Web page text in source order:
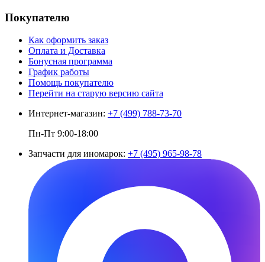
Покупателю
Как оформить заказ
Оплата и Доставка
Бонусная программа
График работы
Помощь покупателю
Перейти на старую версию сайта
Интернет-магазин: +7 (499) 788-73-70
Пн-Пт 9:00-18:00
Запчасти для иномарок: +7 (495) 965-98-78